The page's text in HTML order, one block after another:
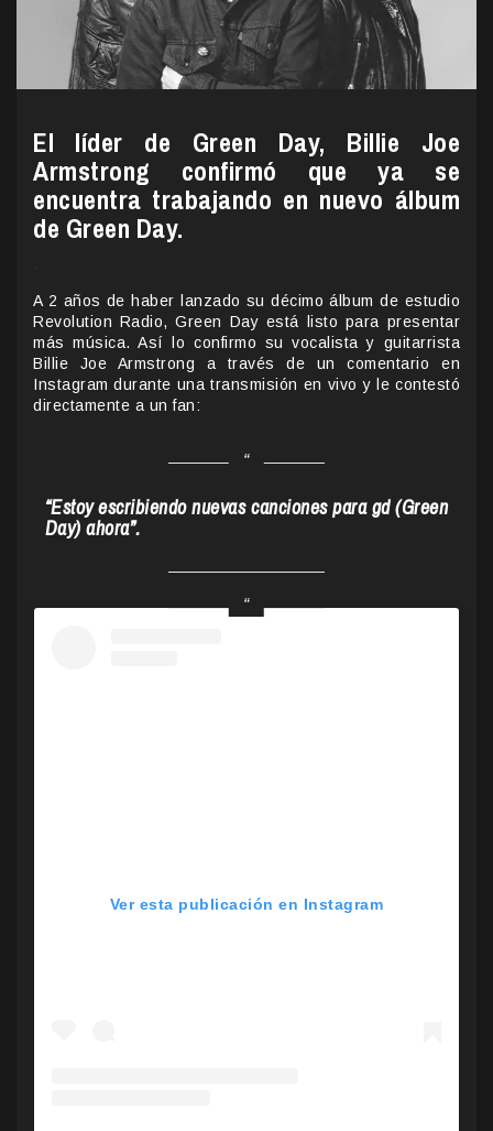
El líder de Green Day, Billie Joe
Armstrong confirmó que ya se
encuentra trabajando en nuevo álbum
de Green Day.
A 2 años de haber lanzado su décimo álbum de estudio
Revolution Radio, Green Day está listo para presentar
más música. Así lo confirmo su vocalista y guitarrista
Billie Joe Armstrong a través de un comentario en
Instagram durante una transmisión en vivo y le contestó
directamente a un fan:
“Estoy escribiendo nuevas canciones para gd (Green
Day) ahora”.
Ver esta publicación en Instagram